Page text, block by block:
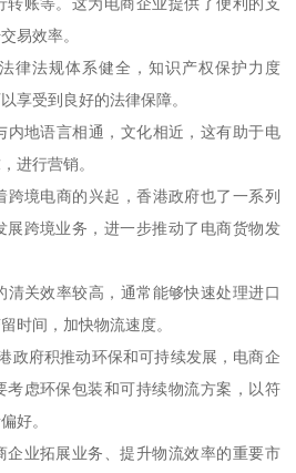
易效率。
律法规体系健全，知识产权保护力度
享受到良好的法律保障。
内地语言相通，文化相近，这有助于电
进行营销。
跨境电商的兴起，香港政府也了一系列
展跨境业务，进一步推动了电商货物发
清关效率较高，通常能够快速处理进口
时间，加快物流速度。
政府积推动环保和可持续发展，电商企
考虑环保包装和可持续物流方案，以符
好。
企业拓展业务、提升物流效率的重要市